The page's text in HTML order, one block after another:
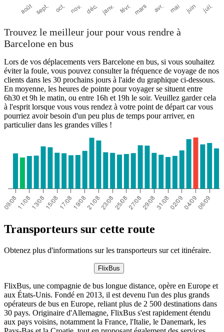
Trouvez le meilleur jour pour vous rendre à
Barcelone en bus
Lors de vos déplacements vers Barcelone en bus, si vous souhaitez
éviter la foule, vous pouvez consulter la fréquence de voyage de nos
clients dans les 30 prochains jours à l'aide du graphique ci-dessous.
En moyenne, les heures de pointe pour voyager se situent entre
6h30 et 9h le matin, ou entre 16h et 19h le soir. Veuillez garder cela
à l'esprit lorsque vous vous rendez à votre point de départ car vous
pourriez avoir besoin d'un peu plus de temps pour arriver, en
particulier dans les grandes villes !
Transporteurs sur cette route
Obtenez plus d'informations sur les transporteurs sur cet itinéraire.
FlixBus
FlixBus, une compagnie de bus longue distance, opère en Europe et
aux États-Unis. Fondé en 2013, il est devenu l'un des plus grands
opérateurs de bus en Europe, reliant plus de 2 500 destinations dans
30 pays. Originaire d'Allemagne, FlixBus s'est rapidement étendu
aux pays voisins, notamment la France, l'Italie, le Danemark, les